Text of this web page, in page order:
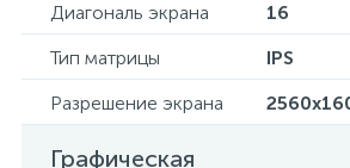
Диагональ экрана
16
Тип матрицы
IPS
Разрешение экрана
Графическая